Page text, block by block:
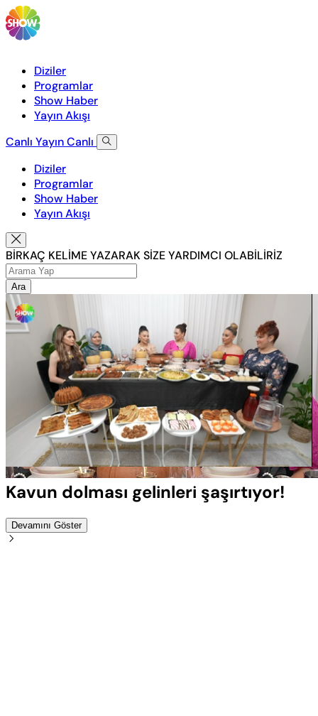
Diziler
Programlar
Show Haber
Yayın Akışı
Canlı YayınCanlı
Diziler
Programlar
Show Haber
Yayın Akışı
BİRKAÇ KELİME YAZARAK SİZE YARDIMCI OLABİLİRİZ
Ara
Sesi
Aç
Yüklendi:
100.00%
Oynatma
Hızı
Kavun dolması gelinleri şaşırtıyor!
Devamını Göster